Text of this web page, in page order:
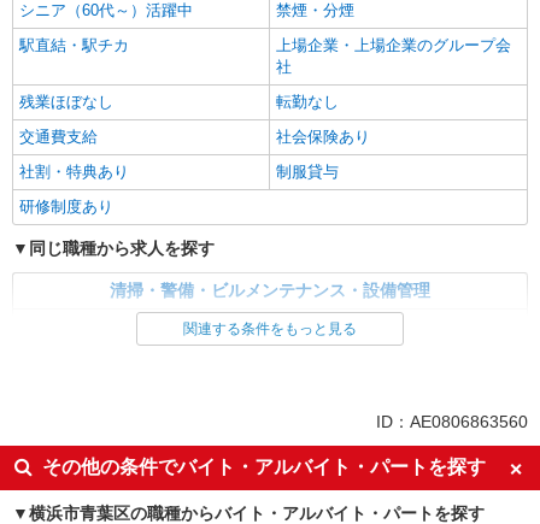
シニア（60代～）活躍中
禁煙・分煙
駅直結・駅チカ
上場企業・上場企業のグループ会
社
残業ほぼなし
転勤なし
交通費支給
社会保険あり
社割・特典あり
制服貸与
研修制度あり
同じ職種から求人を探す
清掃・警備・ビルメンテナンス・設備管理
建物管理・設備管理・マンション管理員
上場企業・上場企業のグループ会
社
交通費支給
社会保険あり
関連する条件をもっと見る
ID：AE0806863560
その他の条件でバイト・アルバイト・パートを探す
横浜市青葉区の職種からバイト・アルバイト・パートを探す